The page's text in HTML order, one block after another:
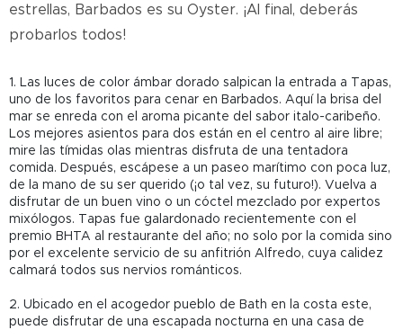
estrellas, Barbados es su Oyster. ¡Al final, deberás
probarlos todos!
1. Las luces de color ámbar dorado salpican la entrada a Tapas,
uno de los favoritos para cenar en Barbados. Aquí la brisa del
mar se enreda con el aroma picante del sabor italo-caribeño.
Los mejores asientos para dos están en el centro al aire libre;
mire las tímidas olas mientras disfruta de una tentadora
comida. Después, escápese a un paseo marítimo con poca luz,
de la mano de su ser querido (¡o tal vez, su futuro!). Vuelva a
disfrutar de un buen vino o un cóctel mezclado por expertos
mixólogos. Tapas fue galardonado recientemente con el
premio BHTA al restaurante del año; no solo por la comida sino
por el excelente servicio de su anfitrión Alfredo, cuya calidez
calmará todos sus nervios románticos.
2. Ubicado en el acogedor pueblo de Bath en la costa este,
puede disfrutar de una escapada nocturna en una casa de